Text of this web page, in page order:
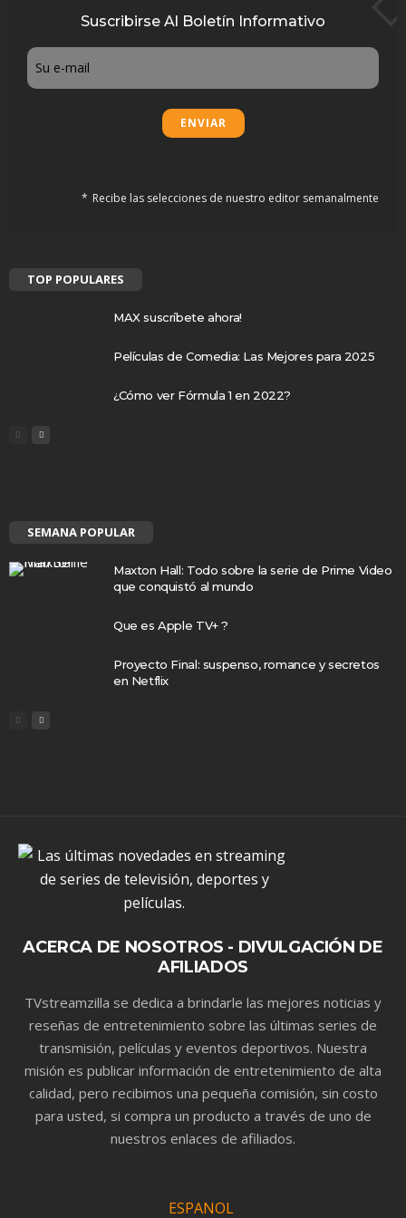
Suscribirse Al Boletín Informativo
Email
Recibe las selecciones de nuestro editor semanalmente
TOP POPULARES
MAX suscríbete ahora!
Películas de Comedia: Las Mejores para 2025
¿Cómo ver Fórmula 1 en 2022?
SEMANA POPULAR
Maxton Hall: Todo sobre la serie de Prime Video
que conquistó al mundo
Que es Apple TV+ ?
Proyecto Final: suspenso, romance y secretos
en Netflix
ACERCA DE NOSOTROS - DIVULGACIÓN DE
AFILIADOS
TVstreamzilla se dedica a brindarle las mejores noticias y
reseñas de entretenimiento sobre las últimas series de
transmisión, películas y eventos deportivos. Nuestra
misión es publicar información de entretenimiento de alta
calidad, pero recibimos una pequeña comisión, sin costo
para usted, si compra un producto a través de uno de
nuestros enlaces de afiliados.
ESPANOL